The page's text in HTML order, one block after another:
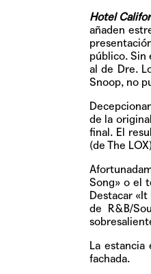
Hotel
añaden
público. Sin
al de Dre.
Snoop, no
de la
final. El
(de The
Song» o el
Destacar
de R&B/
La estancia
fachada.